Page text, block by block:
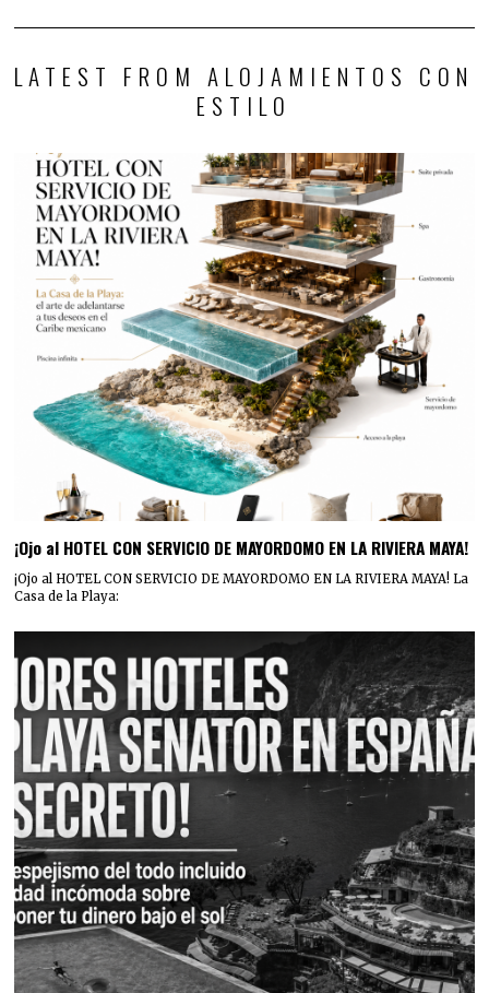
LATEST FROM ALOJAMIENTOS CON
ESTILO
¡Ojo al HOTEL CON SERVICIO DE MAYORDOMO EN LA RIVIERA MAYA!
¡Ojo al HOTEL CON SERVICIO DE MAYORDOMO EN LA RIVIERA MAYA! La
Casa de la Playa: